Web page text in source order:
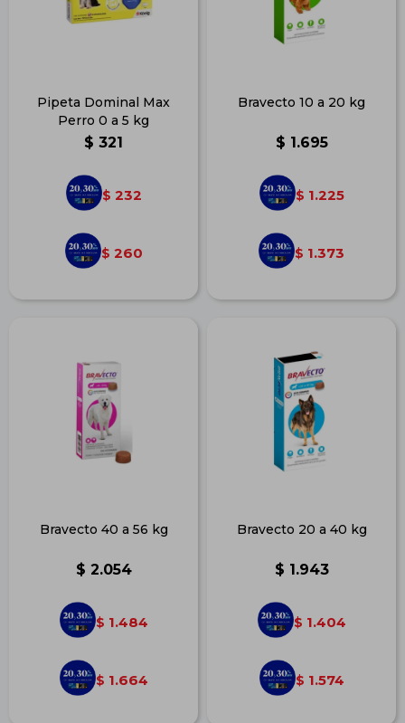
Pipeta Dominal Max
Perro 0 a 5 kg
$ 321
$ 232
$ 260
Bravecto 10 a 20 kg
$ 1.695
$ 1.225
$ 1.373
Bravecto 40 a 56 kg
$ 2.054
$ 1.484
$ 1.664
Bravecto 20 a 40 kg
$ 1.943
$ 1.404
$ 1.574